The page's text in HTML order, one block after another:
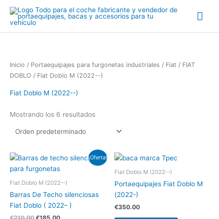
contenido
Inicio / Portaequipajes para furgonetas industriales / Fiat / FIAT
DOBLO / Fiat Doblo M (2022--)
Fiat Doblo M (2022--)
Mostrando los 6 resultados
¡Oferta!
Fiat Doblo M (2022--)
Barras De Techo silenciosas
Fiat Doblo ( 2022– )
El
precio
original
era:
€210.00.
El
precio
actual
es:
€185.00.
Fiat Doblo M (2022--)
Portaequipajes Fiat Doblo M
(2022-)
€350.00